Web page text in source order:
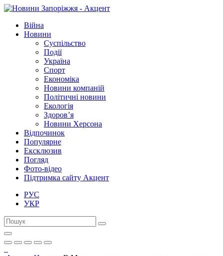
Війна
Новини
Суспільство
Події
Україна
Спорт
Економіка
Новини компаній
Політичні новини
Екологія
Здоров’я
Новини Херсона
Відпочинок
Популярне
Ексклюзив
Погляд
Фото-відео
Підтримка сайту Акцент
РУС
УКР